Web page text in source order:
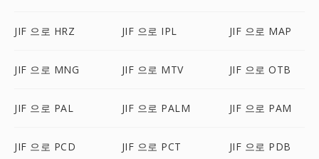
JIF 으로 HRZ JIF 으로 IPL JIF 으로 MAP
JIF 으로 MNG JIF 으로 MTV JIF 으로 OTB
JIF 으로 PAL JIF 으로 PALM JIF 으로 PAM
JIF 으로 PCD JIF 으로 PCT JIF 으로 PDB